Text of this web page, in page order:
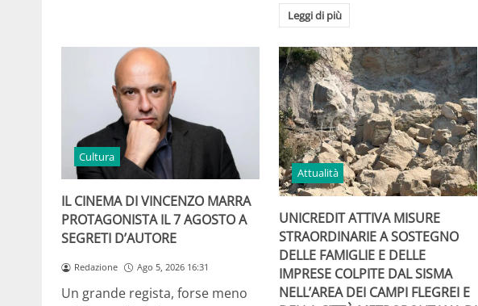
Leggi di più
Cultura
IL CINEMA DI VINCENZO MARRA
PROTAGONISTA IL 7 AGOSTO A
SEGRETI D’AUTORE
Redazione Ago 5, 2026 16:31
Un grande regista, forse meno
Attualità
UNICREDIT ATTIVA MISURE
STRAORDINARIE A SOSTEGNO
DELLE FAMIGLIE E DELLE
IMPRESE COLPITE DAL SISMA
NELL’AREA DEI CAMPI FLEGREI E